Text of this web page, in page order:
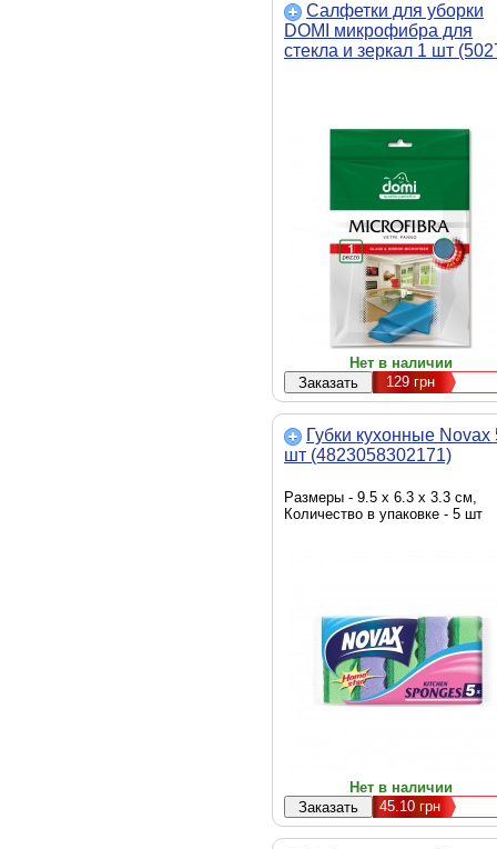
Салфетки для уборки
DOMI микрофибра для
стекла и зеркал 1 шт
Нет в наличии
129грн
Губки кухонные Novax
шт (4823058302171)
Размеры - 9.5 x 6.3 x 3.3 см,
Количество в упаковке - 5 шт
Нет в наличии
45.10 грн